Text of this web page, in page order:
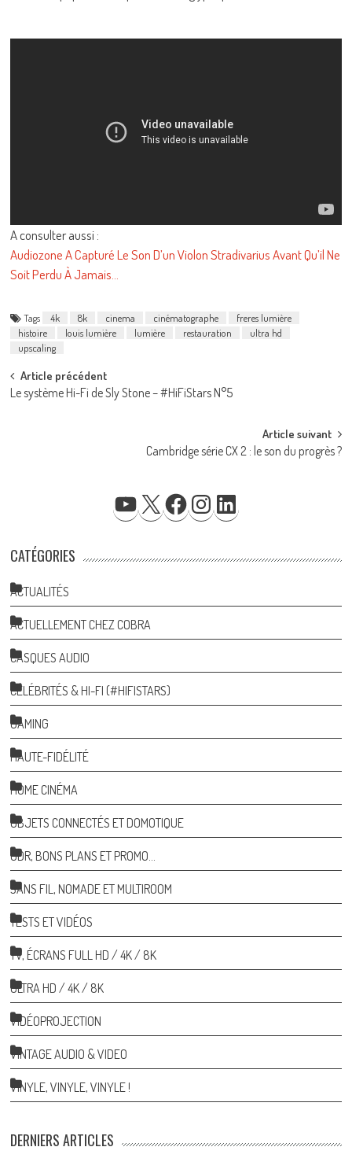
A consulter aussi :
Audiozone A Capturé Le Son D’un Violon Stradivarius Avant Qu’il Ne
Soit Perdu À Jamais…
Tags 4k 8k cinema cinématographe
freres lumière
histoire
louis lumière lumière restauration
ultra hd
upscaling
Post
navigation
Article précédent
Le système Hi-Fi de Sly Stone – #HiFiStars N°5
Article suivant
Cambridge série CX 2 : le son du progrès ?
YOUTUBE FACEBOOKINSTAGRAM
CATÉGORIES
ACTUALITÉS
ACTUELLEMENT CHEZ COBRA
CASQUES AUDIO
CÉLÉBRITÉS & HI-FI (#HIFISTARS)
GAMING
HAUTE-FIDÉLITÉ
HOME CINÉMA
OBJETS CONNECTÉS ET DOMOTIQUE
ODR, BONS PLANS ET PROMO…
SANS FIL, NOMADE ET MULTIROOM
TESTS ET VIDÉOS
TV, ÉCRANS FULL HD / 4K / 8K
ULTRA HD / 4K / 8K
VIDÉOPROJECTION
VINTAGE AUDIO & VIDEO
VINYLE, VINYLE, VINYLE !
DERNIERS ARTICLES